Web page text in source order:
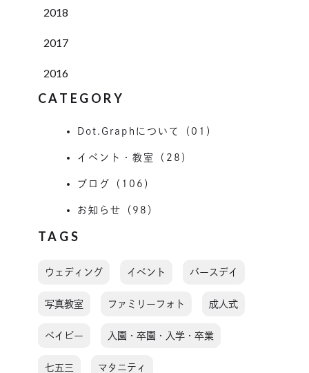
2018
2017
2016
CATEGORY
Dot.Graphについて（01）
イベント・教室（28）
ブログ（106）
お知らせ（98）
TAGS
ウェディング イベント バースデイ
写真教室 ファミリーフォト 成人式
ベイビー 入園・卒園・入学・卒業
七五三 マタニティ